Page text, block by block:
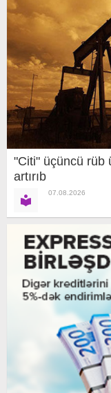
"Citi" üçüncü rüb
artırıb
07.08.2026